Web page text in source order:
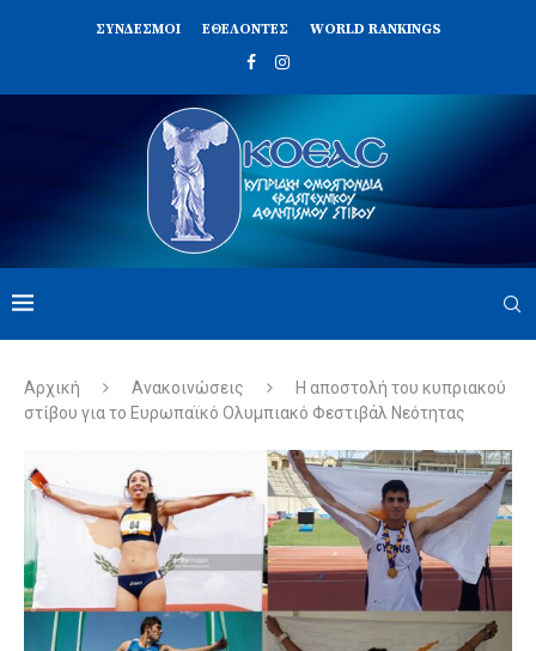
ΣΥΝΔΈΣΜΟΙ ΕΘΕΛΟΝΤΈΣ WORLD RANKINGS
Αρχική Ανακοινώσεις
Η αποστολή του κυπριακού
στίβου για το Ευρωπαϊκό Ολυμπιακό Φεστιβάλ Νεότητας